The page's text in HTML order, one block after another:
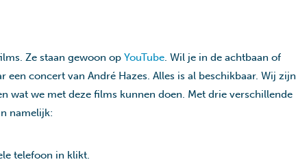
Ze staan gewoon op YouTube. Wil je in de achtbaan of
een concert van André Hazes. Alles is al beschikbaar. Wij zijn
wat we met deze films kunnen doen. Met drie verschillende
namelijk:
telefoon in klikt.